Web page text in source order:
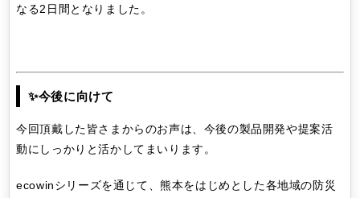
なる2日間となりました。
✨今後に向けて
今回頂戴した皆さまからのお声は、今後の製品開発や提案活
動にしっかりと活かしてまいります。
ecowinシリーズを通じて、熊本をはじめとした各地域の防災